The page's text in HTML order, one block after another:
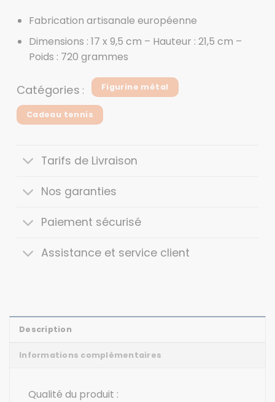
Fabrication artisanale européenne
Dimensions : 17 x 9,5 cm – Hauteur : 21,5 cm –
Poids : 720 grammes
Catégories : Figurine métal
Cadeau tennis
Tarifs de Livraison
Nos garanties
Paiement sécurisé
Assistance et service client
Description
Informations complémentaires
Qualité du produit :